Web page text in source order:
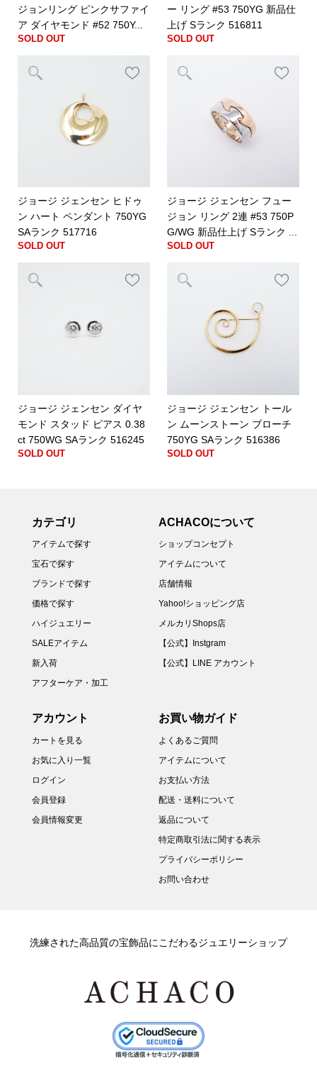
ジョンリング ピンクサファイ
ア ダイヤモンド #52 750Y...
SOLD OUT
ー リング #53 750YG 新品仕
上げ Sランク 516811
SOLD OUT
ジョージ ジェンセン ヒドゥ
ン ハート ペンダント 750YG
SAランク 517716
SOLD OUT
ジョージ ジェンセン フュー
ジョン リング 2連 #53 750P
G/WG 新品仕上げ Sランク ...
SOLD OUT
ジョージ ジェンセン ダイヤ
モンド スタッド ピアス 0.38
ct 750WG SAランク 516245
SOLD OUT
ジョージ ジェンセン トール
ン ムーンストーン ブローチ
750YG SAランク 516386
SOLD OUT
カテゴリ
アイテムで探す
宝石で探す
ブランドで探す
価格で探す
ハイジュエリー
SALEアイテム
新入荷
アフターケア・加工
ACHACOについて
ショップコンセプト
アイテムについて
店舗情報
Yahoo!ショッピング店
メルカリShops店
【公式】Instgram
【公式】LINE アカウント
アカウント
カートを見る
お気に入り一覧
ログイン
会員登録
会員情報変更
お買い物ガイド
よくあるご質問
アイテムについて
お支払い方法
配送・送料について
返品について
特定商取引法に関する表示
プライバシーポリシー
お問い合わせ
洗練された高品質の宝飾品にこだわるジュエリーショップ